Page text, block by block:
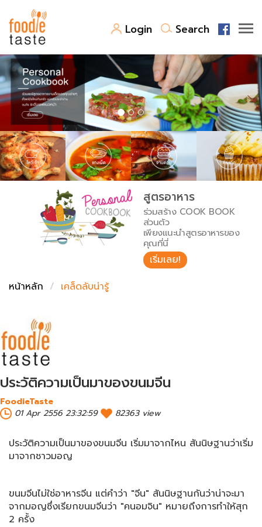
Login Search
สูตรอาหาร
สูตรอาหารล่าสุด
Top Foodie
พาไปชิม
สารพันก้นครัว
เคล็ดลับน่ารู้
เปรียบเทียบหน่วยการตวง
เปรียบเทียบอุณหภูมิ
เปรียบเทียบน้ำหนักวัตถุดิบ
FoodPedia
สร้าง Cookbook
สูตรอาหาร
ร่วมสร้าง COOK BOOK
ส่วนตัว
เพียงแนะนำสูตรอาหารของ
คุณที่นี่
เริ่มเลย!
หน้าหลัก
เคล็ดลับน่ารู้
ประวัติความเป็นมาของขนมจีน
FoodieTaste
01 Apr 2556 23:32:59
82363 view
ประวัติความเป็นมาของขนมจีน เริ่มมาจากไหน สันนิษฐานว่าเริ่ม
มาจากชาวมอญ
ขนมจีนไม่ใช่อาหารจีน แต่คำว่า "จีน" สันนิษฐานกันว่าน่าจะมา
จากมอญซึ่งเรียกขนมจีนว่า "คนอมจิน" หมายถึงการทำให้สุก
2 ครั้ง